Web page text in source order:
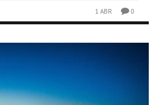
1 ABR 0